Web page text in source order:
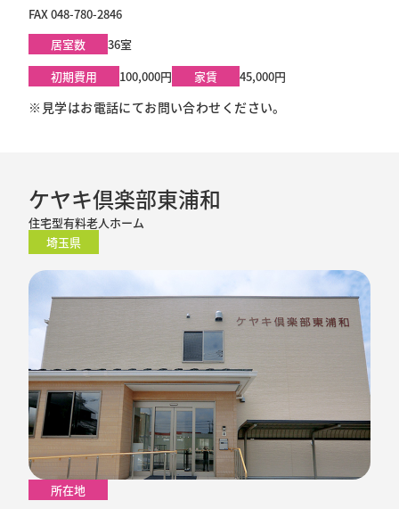
FAX 048-780-2846
居室数
36室
初期費用
100,000円 家賃 45,000円
※見学はお電話にてお問い合わせください。
ケヤキ倶楽部東浦和
住宅型有料老人ホーム
埼玉県
所在地